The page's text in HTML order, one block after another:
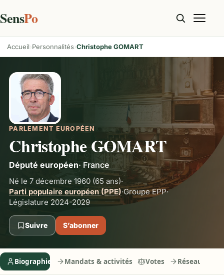
SensPo
Accueil Personnalités Christophe GOMART
PARLEMENT EUROPÉEN
Christophe GOMART
Député européen· France
Né le 7 décembre 1960 (65 ans)·
Parti populaire européen (PPE)·GroupeEPP·
Législature 2024-2029
Suivre S’abonner
Biographie Mandats & activités Votes Réseaux